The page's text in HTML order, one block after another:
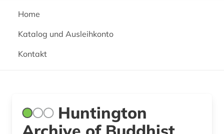
Home
Katalog und Ausleihkonto
Kontakt
Huntington